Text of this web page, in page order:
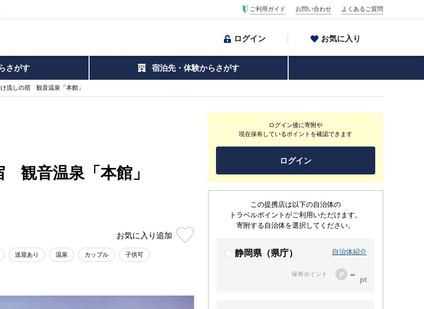
ご利用ガイド お問い合わせ よくあるご質問
ログイン お気に入り
さがす 宿泊先・体験からさがす
流しの宿 観音温泉「本館」
観音温泉「本館」
お気に入り 追加
送迎あり 温泉 カップル 子供可
ログイン後に寄附や
現在保有しているポイントを確認できます
ログイン
この提携店は以下の自治体の
トラベルポイントがご利用いただけます。
寄附する自治体を選択してください。
静岡県（県庁） 自治体紹介
保有ポイント -